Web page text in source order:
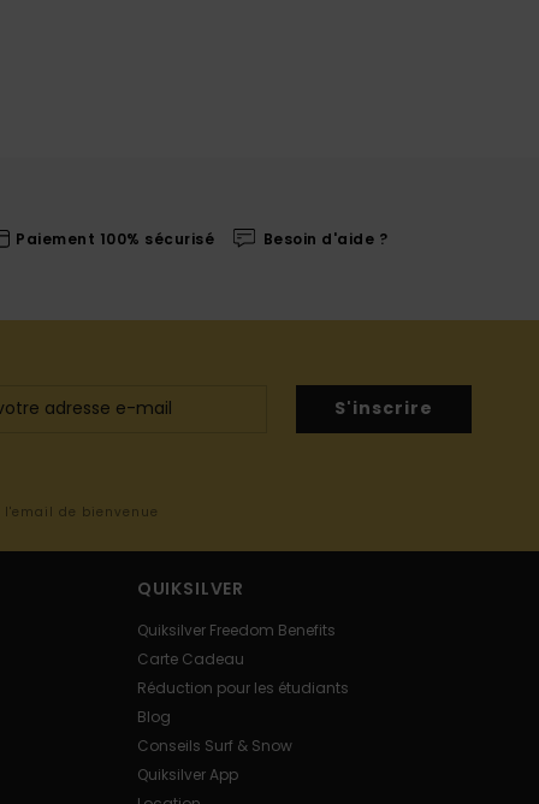
Paiement 100% sécurisé Besoin d'aide ?
S'inscrire
de bienvenue
QUIKSILVER
Quiksilver Freedom Benefits
Carte Cadeau
Réduction pour les étudiants
Blog
Conseils Surf & Snow
Quiksilver App